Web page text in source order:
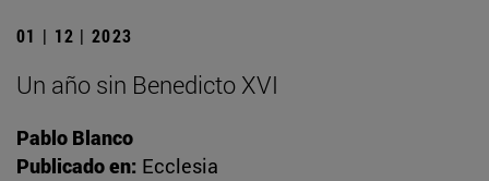
01 | 12 | 2023
Un año sin Benedicto XVI
Pablo Blanco
Publicado en: Ecclesia